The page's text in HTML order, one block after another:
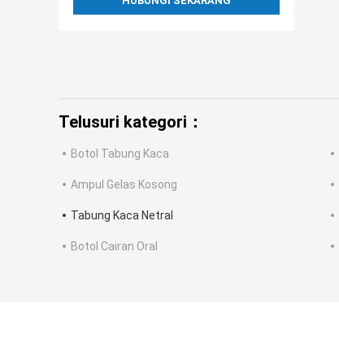
Telusuri kategori：
Botol Tabung Kaca
Ampul Gelas Kosong
Tabung Kaca Netral
Botol Cairan Oral